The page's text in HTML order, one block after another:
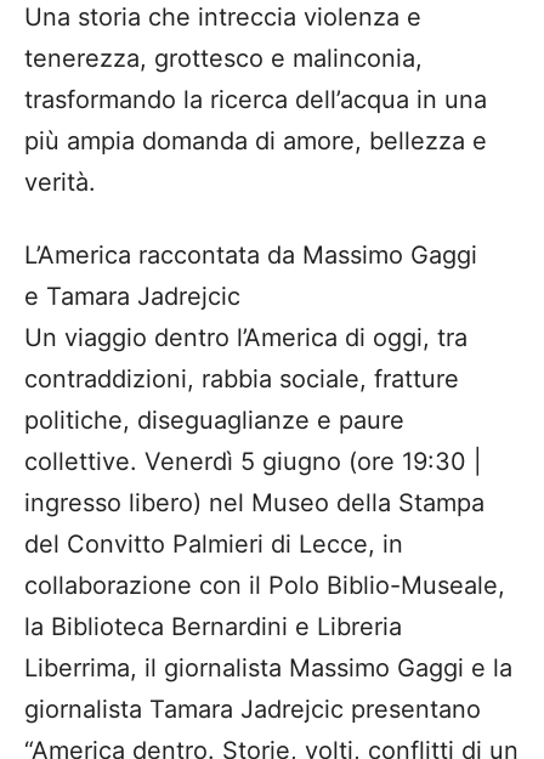
Una storia che intreccia violenza e
tenerezza, grottesco e malinconia,
trasformando la ricerca dell’acqua in una
più ampia domanda di amore, bellezza e
verità.
L’America raccontata da Massimo Gaggi
e Tamara Jadrejcic
Un viaggio dentro l’America di oggi, tra
contraddizioni, rabbia sociale, fratture
politiche, diseguaglianze e paure
collettive. Venerdì 5 giugno (ore 19:30 |
ingresso libero) nel Museo della Stampa
del Convitto Palmieri di Lecce, in
collaborazione con il Polo Biblio-Museale,
la Biblioteca Bernardini e Libreria
Liberrima, il giornalista Massimo Gaggi e la
giornalista Tamara Jadrejcic presentano
“America dentro. Storie, volti, conflitti di un